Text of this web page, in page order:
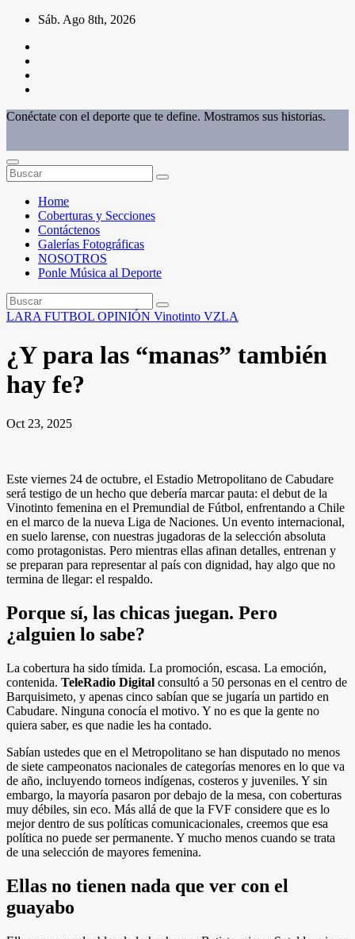
Saltar
contenido
Sáb. Ago 8th, 2026
Conéctate con el deporte que te define. Mostramos sus historias.
Home
Coberturas y Secciones
Contáctenos
Galerías Fotográficas
NOSOTROS
Ponle Música al Deporte
LARA FUTBOL OPINIÓN Vinotinto VZLA
¿Y para las “manas” también
hay fe?
Oct 23, 2025
Este viernes 24 de octubre, el Estadio Metropolitano de Cabudare
será testigo de un hecho que debería marcar pauta: el debut de la
Vinotinto femenina en el Premundial de Fútbol, enfrentando a Chile
en el marco de la nueva Liga de Naciones. Un evento internacional,
en suelo larense, con nuestras jugadoras de la selección absoluta
como protagonistas. Pero mientras ellas afinan detalles, entrenan y
se preparan para representar al país con dignidad, hay algo que no
termina de llegar: el respaldo.
Porque sí, las chicas juegan. Pero
¿alguien lo sabe?
La cobertura ha sido tímida. La promoción, escasa. La emoción,
contenida. TeleRadio Digital consultó a 50 personas en el centro de
Barquisimeto, y apenas cinco sabían que se jugaría un partido en
Cabudare. Ninguna conocía el motivo. Y no es que la gente no
quiera saber, es que nadie les ha contado.
Sabían ustedes que en el Metropolitano se han disputado no menos
de siete campeonatos nacionales de categorías menores en lo que va
de año, incluyendo torneos indígenas, costeros y juveniles. Y sin
embargo, la mayoría pasaron por debajo de la mesa, con coberturas
muy débiles, sin eco. Más allá de que la FVF considere que es lo
mejor dentro de sus políticas comunicacionales, creemos que esa
política no puede ser permanente. Y mucho menos cuando se trata
de una selección de mayores femenina.
Ellas no tienen nada que ver con el
guayabo